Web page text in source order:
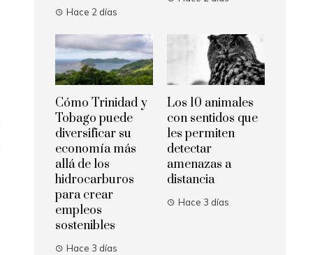
Hace 2 días
Cómo Trinidad y
Tobago puede
diversificar su
economía más
allá de los
hidrocarburos
para crear
empleos
sostenibles
Hace 3 días
Los 10 animales
con sentidos que
les permiten
detectar
amenazas a
distancia
Hace 3 días